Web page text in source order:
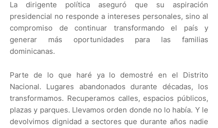
La dirigente política aseguró que su aspiración
presidencial no responde a intereses personales, sino al
compromiso de continuar transformando el país y
generar más oportunidades para las familias
dominicanas.
Parte de lo que haré ya lo demostré en el Distrito
Nacional. Lugares abandonados durante décadas, los
transformamos. Recuperamos calles, espacios públicos,
plazas y parques. Llevamos orden donde no lo había. Y le
devolvimos dignidad a sectores que durante años nadie